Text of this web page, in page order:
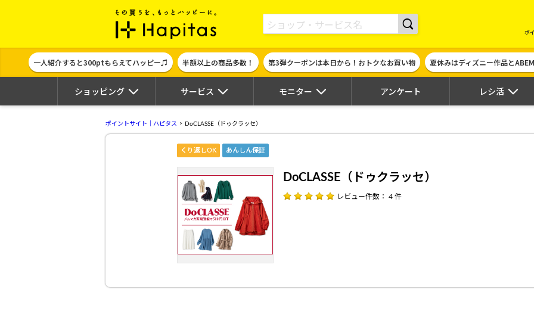
ポイント貯めて現金やギフト券に交換できるポイントサイト | ハピタス
ポ
一人紹介すると300ptもらえてハッピー♫ 半額以上の商品多数！ 第3弾クーポンは本日から！おトクなお買い物 夏休みはディズニー作品と
ショッピング サービス モニター アンケート レシ活
ポイントサイト｜ハピタス DoCLASSE（ドゥクラッセ）
くり返しOK あんしん保証
DoCLASSE（ドゥクラッセ）
レビュー件数： 4 件